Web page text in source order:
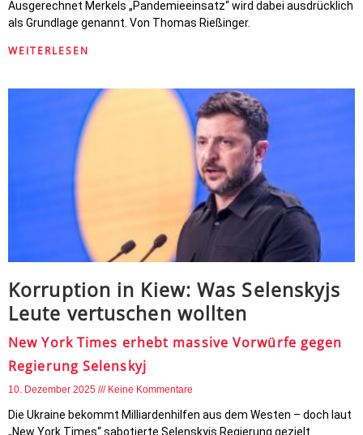
Ausgerechnet Merkels „Pandemieeinsatz“ wird dabei ausdrücklich
als Grundlage genannt. Von Thomas Rießinger.
WEITERLESEN
Korruption in Kiew: Was Selenskyjs
Leute vertuschen wollten
New York Times erhebt massive Vorwürfe gegen
Regierung Selenskyj
10. Dezember 2025 Keine Kommentare
Die Ukraine bekommt Milliardenhilfen aus dem Westen – doch laut
„New York Times“ sabotierte Selenskyjs Regierung gezielt